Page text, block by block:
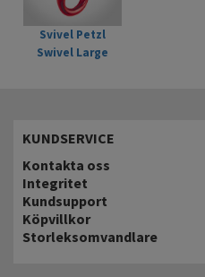
Svivel Petzl
Swivel Large
KUNDSERVICE
Kontakta oss
Integritet
Kundsupport
Köpvillkor
Storleksomvandlare